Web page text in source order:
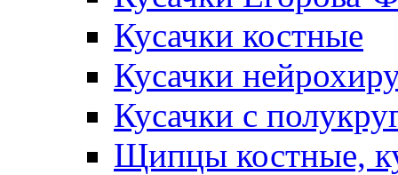
Кусачки костные
Кусачки
Кусачки с
Щипцы костные,